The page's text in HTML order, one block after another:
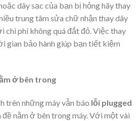
dây sạc của bạn bị hỏng hãy thay
trung tâm sửa chữ nhận thay dây
chi phí không quá đắt đỏ. Việc thay
gian bảo hành giúp bạn tiết kiệm
ở bên trong
trên những máy vẫn báo lỗi plugged
đề nằm ở bên trong máy. Với một vài